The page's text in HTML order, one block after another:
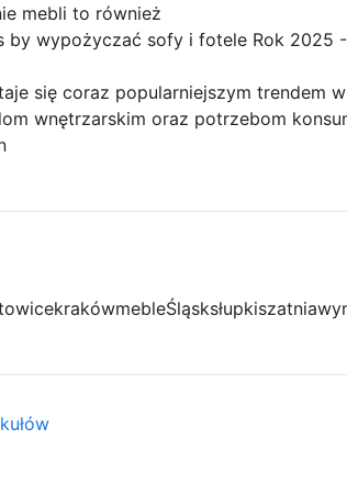
mebli to również
by wypożyczać sofy i fotele Rok
się coraz popularniejszym trendem
wnętrzarskim oraz potrzebom
krakówmebleŚląsksłupkiszatnia